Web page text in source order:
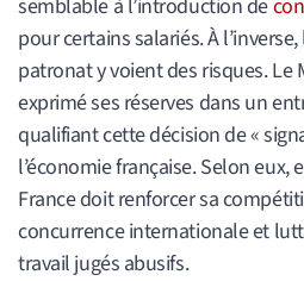
semblable à l’introduction de
pour certains salariés. À
patronat y voient des risques. Le
exprimé ses réserves dans un
qualifiant cette décision de «
l’économie française. Selon
France doit renforcer sa
concurrence internationale et
travail jugés abusifs.